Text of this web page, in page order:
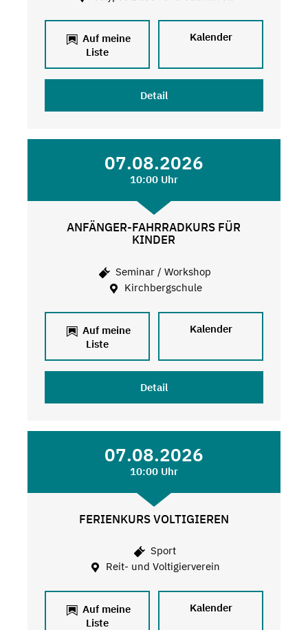
Auf meine
Liste
Kalender
Detail
07.08.2026
10:00 Uhr
ANFÄNGER-FAHRRADKURS FÜR
KINDER
Seminar / Workshop
Kirchbergschule
Auf meine
Liste
Kalender
Detail
07.08.2026
10:00 Uhr
FERIENKURS VOLTIGIEREN
Sport
Reit- und Voltigierverein
Auf meine
Liste
Kalender